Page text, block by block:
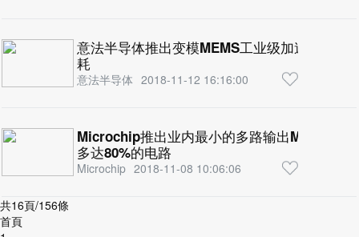
意法半导体推出变模MEMS工业级加速度计，
耗
意法半导体 2018-11-12 16:16:00
Microchip推出业内最小的多路输出MEMS时
多达80%的电路
Microchip 2018-11-08 10:06:06
共16頁/156條
首頁